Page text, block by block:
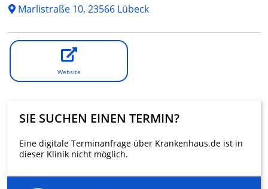
Marlistraße 10, 23566 Lübeck
Website
SIE SUCHEN EINEN TERMIN?
Eine digitale Terminanfrage über Krankenhaus.de ist in
dieser Klinik nicht möglich.